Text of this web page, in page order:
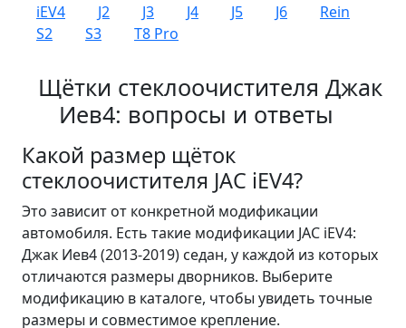
iEV4 J2 J3 J4 J5 J6
Rein
S2
S3 T8 Pro
Щётки стеклоочистителя Джак
Иев4: вопросы и ответы
Какой размер щёток
стеклоочистителя JAC iEV4?
Это зависит от конкретной модификации
автомобиля. Есть такие модификации JAC iEV4:
Джак Иев4 (2013-2019) седан, у каждой из которых
отличаются размеры дворников. Выберите
модификацию в каталоге, чтобы увидеть точные
размеры и совместимое крепление.